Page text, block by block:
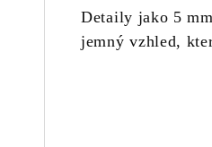
Detaily jako 5
jemný vzhled,